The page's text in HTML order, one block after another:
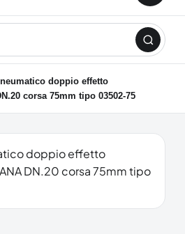
doppio effetto
corsa 75mm tipo 03502-75